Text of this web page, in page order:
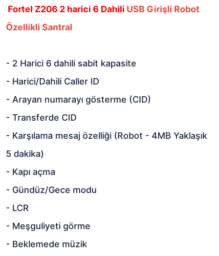
Fortel Z206 2 harici 6 Dahili USB Girişli Robot
Özellikli Santral
- 2 Harici 6 dahili sabit kapasite
- Harici/Dahili Caller ID
- Arayan numarayı gösterme (CID)
- Transferde CID
- Karşılama mesaj özelliği (Robot - 4MB Yaklaşık
5 dakika)
- Kapı açma
- Gündüz/Gece modu
- LCR
- Meşguliyeti görme
- Beklemede müzik